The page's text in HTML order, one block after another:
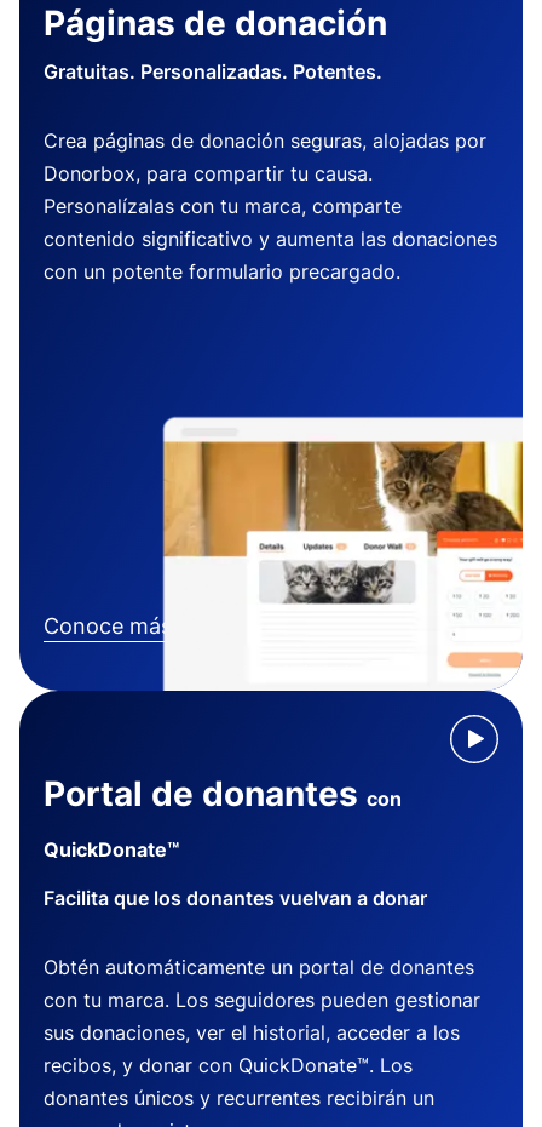
Páginas de donación
Gratuitas. Personalizadas. Potentes.
Crea páginas de donación seguras, alojadas por
Donorbox, para compartir tu causa.
Personalízalas con tu marca, comparte
contenido significativo y aumenta las donaciones
con un potente formulario precargado.
Conoce más
Portal de donantes con
QuickDonate™
Facilita que los donantes vuelvan a donar
Obtén automáticamente un portal de donantes
con tu marca. Los seguidores pueden gestionar
sus donaciones, ver el historial, acceder a los
recibos, y donar con QuickDonate™. Los
donantes únicos y recurrentes recibirán un